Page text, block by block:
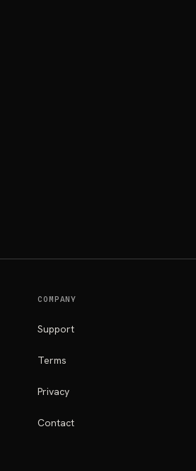
COMPANY
Support
Terms
Privacy
Contact